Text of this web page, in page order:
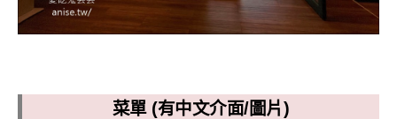
菜單 (有中文介面/圖片)